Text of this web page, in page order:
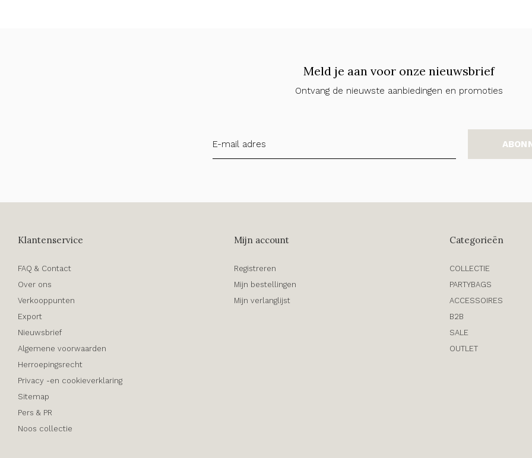
Meld je aan voor onze nieuwsbrief
Ontvang de nieuwste aanbiedingen en promoties
Klantenservice
FAQ & Contact
Over ons
Verkooppunten
Export
Nieuwsbrief
Algemene voorwaarden
Herroepingsrecht
Privacy -en cookieverklaring
Sitemap
Pers & PR
Noos collectie
Mijn account
Registreren
Mijn bestellingen
Mijn verlanglijst
Categorieën
COLLECTIE
PARTYBAGS
ACCESSOIRES
B2B
SALE
OUTLET